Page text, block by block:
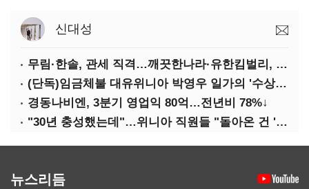
신대성
무림·한솔, 관세 직격…깨끗한나라·유한킴벌리, 수익성 악화
(단독)임금체불 대유위니아 박영우 일가의 '수상한 별장'
경동나비엔, 3분기 영업익 80억…전년비 78%↓
"30년 충성했는데"…위니아 직원들 "돌아온 건 '배신'"
뉴스리듬